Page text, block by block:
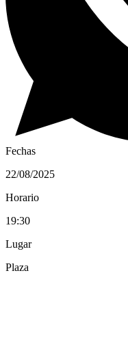
Fechas
22/08/2025
Horario
19:30
Lugar
Plaza